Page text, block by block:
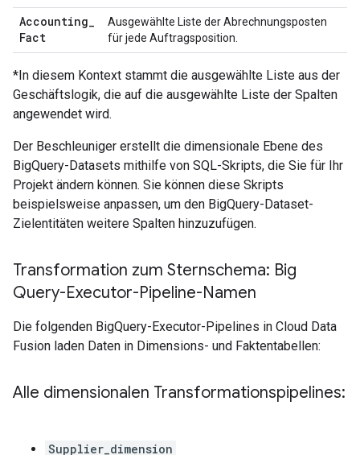
Accounting_
Fact
Ausgewählte Liste der Abrechnungsposten
für jede Auftragsposition.
*In diesem Kontext stammt die ausgewählte Liste aus der
Geschäftslogik, die auf die ausgewählte Liste der Spalten
angewendet wird.
Der Beschleuniger erstellt die dimensionale Ebene des
BigQuery-Datasets mithilfe von SQL-Skripts, die Sie für Ihr
Projekt ändern können. Sie können diese Skripts
beispielsweise anpassen, um den BigQuery-Dataset-
Zielentitäten weitere Spalten hinzuzufügen.
Transformation zum Sternschema: Big
Query-Executor-Pipeline-Namen
Die folgenden BigQuery-Executor-Pipelines in Cloud Data
Fusion laden Daten in Dimensions- und Faktentabellen:
Alle dimensionalen Transformationspipelines:
Supplier_dimension